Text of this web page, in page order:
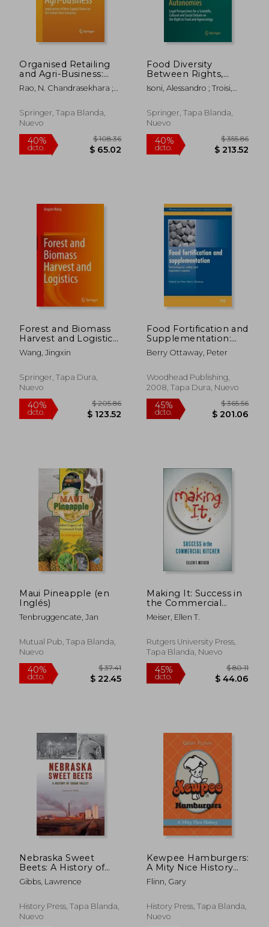
dcto. $ 75.89 dcto.
Organised Retailing
and Agri-Business:
Implications of New
Supply Chains on the
Economy (en Inglés)
Rao, N. Chandrasekhara ;
Ram Kumar
Springer, Tapa Blanda,
Nuevo
40%
dcto. $ 65.02
Food Diversity
Between Rights,
Duties and
Autonomies: Legal
Scientific, Cultural and
Social Debate on the
Agroeco (en Inglés)
Isoni, Alessandro ; Troisi,
Springer, Tapa Blanda,
Nuevo
40%
dcto. $
Forest and Biomass
Harvest and Logistics
(en Inglés)
Wang, Jingxin
Springer, Tapa Dura,
Nuevo
Food Fortification and
Supplementation:
Technological, Safety
and Regulatory
Berry Ottaway, Peter
Woodhead Publishing,
2008, Tapa Dura, Nuevo
Maui Pineapple (en
Inglés)
Tenbruggencate, Jan
Mutual Pub, Tapa Blanda,
Nuevo
Making It: Success in
the Commercial
Kitchen (en Inglés)
Meiser, Ellen T.
Rutgers University Press,
Tapa Blanda, Nuevo
Nebraska Sweet
Beets: A History of
Sugar Valley (en
Inglés)
Gibbs, Lawrence
History Press, Tapa Blanda,
Nuevo
Kewpee Hamburgers:
A Mity Nice History
(en Inglés)
Flinn, Gary
History Press, Tapa Blanda,
Nuevo